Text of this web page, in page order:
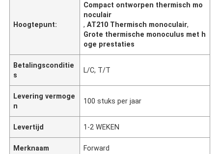
Hoogtepunt:
Compact ontworpen thermisch mo
noculair
,AT210 Thermisch monoculair,
Grote thermische monoculus met h
oge prestaties
Betalingsconditie
s
L/C, T/T
Levering vermoge
n
100 stuks per jaar
Levertijd 1-2 WEKEN
Merknaam Forward